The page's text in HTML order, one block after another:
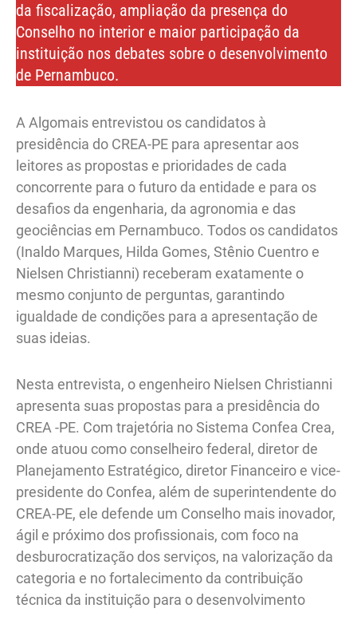
da fiscalização, ampliação da presença do
Conselho no interior e maior participação da
instituição nos debates sobre o desenvolvimento
de Pernambuco.
A Algomais entrevistou os candidatos à
presidência do CREA-PE para apresentar aos
leitores as propostas e prioridades de cada
concorrente para o futuro da entidade e para os
desafios da engenharia, da agronomia e das
geociências em Pernambuco. Todos os candidatos
(Inaldo Marques, Hilda Gomes, Stênio Cuentro e
Nielsen Christianni) receberam exatamente o
mesmo conjunto de perguntas, garantindo
igualdade de condições para a apresentação de
suas ideias.
Nesta entrevista, o engenheiro Nielsen Christianni
apresenta suas propostas para a presidência do
CREA -PE. Com trajetória no Sistema Confea Crea,
onde atuou como conselheiro federal, diretor de
Planejamento Estratégico, diretor Financeiro e vice-
presidente do Confea, além de superintendente do
CREA-PE, ele defende um Conselho mais inovador,
ágil e próximo dos profissionais, com foco na
desburocratização dos serviços, na valorização da
categoria e no fortalecimento da contribuição
técnica da instituição para o desenvolvimento